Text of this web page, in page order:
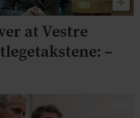
at Vestre
–